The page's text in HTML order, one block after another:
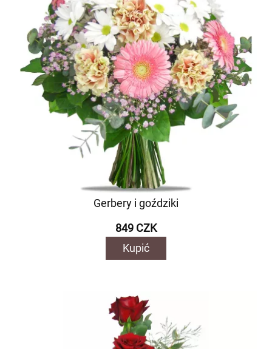
Gerbery i goździki
849 CZK
Kupić